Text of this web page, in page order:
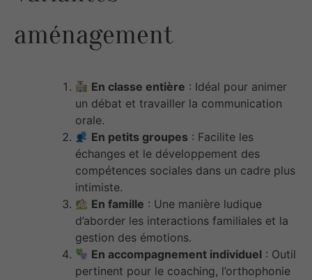
aménagement
En classe entière : Idéal pour animer
un débat et travailler la communication
orale.
En petits groupes : Facilite les
échanges et le développement des
compétences sociales dans un cadre plus
intimiste.
En famille : Une manière ludique
d’aborder les interactions familiales et la
gestion des émotions.
En accompagnement individuel : Outil
pertinent pour le coaching, l’orthophonie